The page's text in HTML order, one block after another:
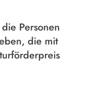
Personen
die mit